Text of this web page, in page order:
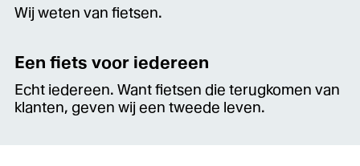
Wij weten van fietsen.
Een fiets voor iedereen
Echt iedereen. Want fietsen die terugkomen van
klanten, geven wij een tweede leven.